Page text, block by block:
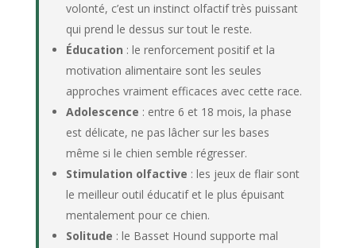
volonté, c’est un instinct olfactif très puissant
qui prend le dessus sur tout le reste.
Éducation : le renforcement positif et la
motivation alimentaire sont les seules
approches vraiment efficaces avec cette race.
Adolescence : entre 6 et 18 mois, la phase
est délicate, ne pas lâcher sur les bases
même si le chien semble régresser.
Stimulation olfactive : les jeux de flair sont
le meilleur outil éducatif et le plus épuisant
mentalement pour ce chien.
Solitude : le Basset Hound supporte mal